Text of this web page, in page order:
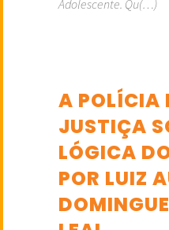
Adolescente. Qu(…)
A POLÍCIA
JUSTIÇA
LÓGICA
POR LUIZ